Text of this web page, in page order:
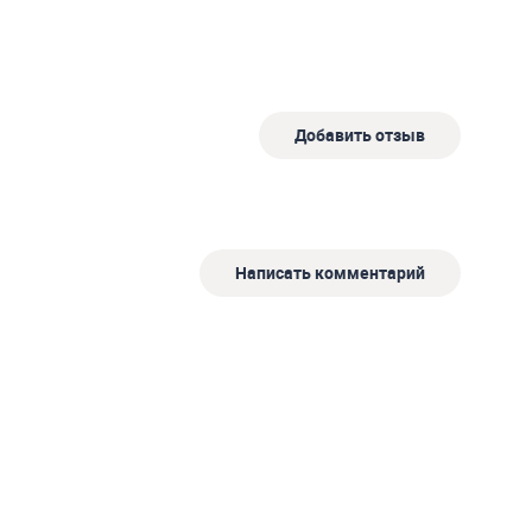
Добавить отзыв
Написать комментарий